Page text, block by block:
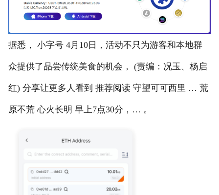
据悉， 小字号 4月10日，活动不只为游客和本地群
众提供了品尝传统美食的机会， (责编：况玉、杨启
红) 分享让更多人看到 推荐阅读 守望可可西里 … 荒
原不荒 心火长明 早上7点30分，… 。